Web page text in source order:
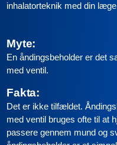
inhalatorteknik med din
Myte:
En åndingsbeholder er det
med ventil.
Fakta:
Det er ikke tilfældet.
med ventil bruges ofte til at
passere gennem mund og